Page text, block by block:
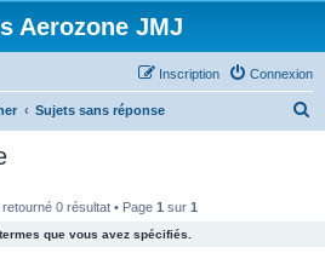
Aerozone JMJ
Connexion
Inscription
Sujets sans réponse
0 résultat • Page 1 sur 1
que vous avez spécifiés.